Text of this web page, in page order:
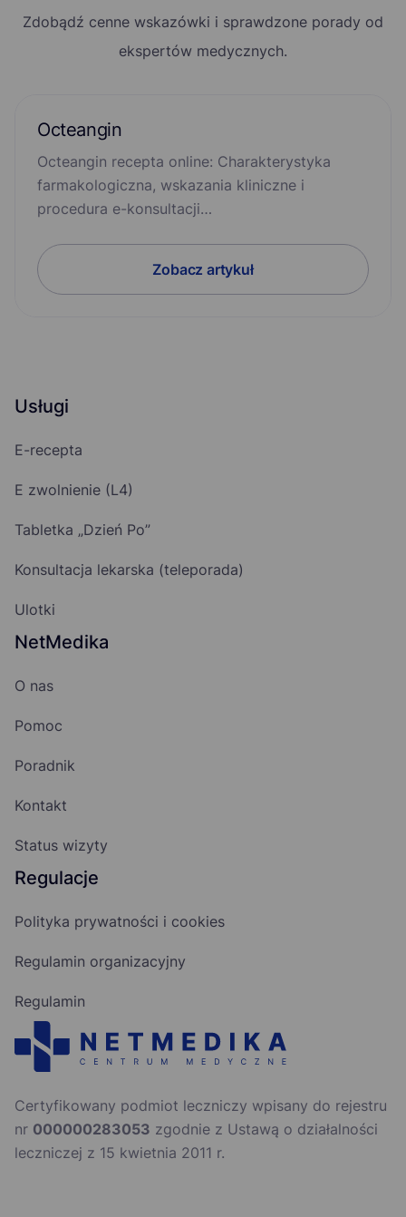
Zdobądź cenne wskazówki i sprawdzone porady od
ekspertów medycznych.
Octeangin
Octeangin recepta online: Charakterystyka
farmakologiczna, wskazania kliniczne i
procedura e-konsultacji…
Zobacz artykuł
Certyfikowany podmiot leczniczy wpisany do rejestru
nr 000000283053 zgodnie z Ustawą o działalności
leczniczej z 15 kwietnia 2011 r.
Usługi
E-recepta
E zwolnienie (L4)
Tabletka „Dzień Po”
Konsultacja lekarska (teleporada)
Ulotki
NetMedika
O nas
Pomoc
Poradnik
Kontakt
Status wizyty
Regulacje
Polityka prywatności i cookies
Regulamin organizacyjny
Regulamin